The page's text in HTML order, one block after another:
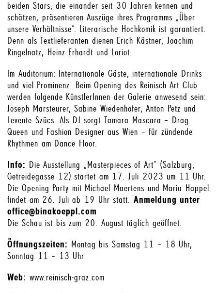
beiden Stars, die einander seit 30 Jahren kennen und
schätzen, präsentieren Auszüge ihres Programms „Über
unsere Verhältnisse“. Literarische Hochkomik ist garantiert.
Denn als Textlieferanten dienen Erich Kästner, Joachim
Ringelnatz, Heinz Erhardt und Loriot.
Im Auditorium: Internationale Gäste, internationale Drinks
und viel Prominenz. Beim Opening des Reinisch Art Club
werden folgende KünstlerInnen der Galerie anwesend sein:
Joseph Marsteurer, Sabine Wiedenhofer, Anton Petz und
Levente Szücs. Als DJ sorgt Tamara Mascara – Drag
Queen und Fashion Designer aus Wien – für zündende
Rhythmen am Dance Floor.
Info: Die Ausstellung „Masterpieces of Art“ (Salzburg,
Getreidegasse 12) startet am 17. Juli 2023 um 11 Uhr.
Die Opening Party mit Michael Maertens und Maria Happel
findet am 26. Juli ab 19 Uhr statt. Anmeldung unter
office@binakoeppl.com
Die Schau ist bis zum 20. August täglich geöffnet.
Öffnungszeiten: Montag bis Samstag 11 – 18 Uhr,
Sonntag 11 – 13 Uhr
Web: www.reinisch-graz.com